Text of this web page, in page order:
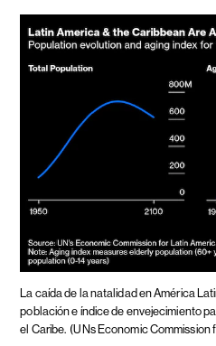
La caída de la natalidad en América
población e índice de envejecimiento
el Caribe. (UNs Economic Commission